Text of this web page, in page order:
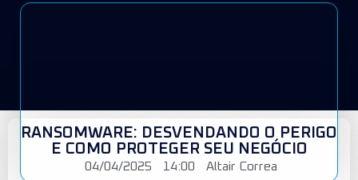
RANSOMWARE: DESVENDANDO O PERIGO
E COMO PROTEGER SEU NEGÓCIO
04/04/2025 14:00 Altair Correa